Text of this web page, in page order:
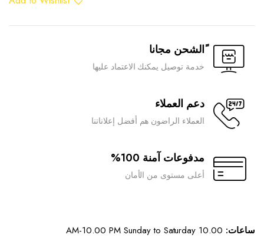
ًالشحن مجانا
خدمة توصيل يمكنك الاعتماد عليها
دعم العملاء
العملاء الراضون هم أفضل إعلاناتنا
مدفوعات آمنة 100%
أعلى مستوى من الأمان
ساعات: